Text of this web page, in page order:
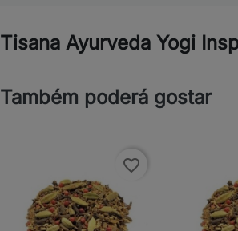
Tisana Ayurveda Yogi
Também poderá gostar
favorite_border